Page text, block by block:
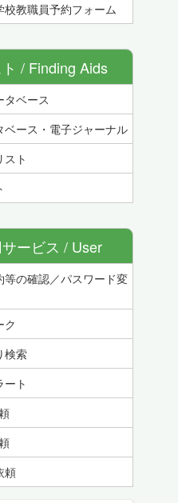
校教職員予約フォーム
/ Finding Aids
タベース
ベース・電子ジャーナル
スト
ービス / User
等の確認／パスワード変
ク
検索
ート
頼